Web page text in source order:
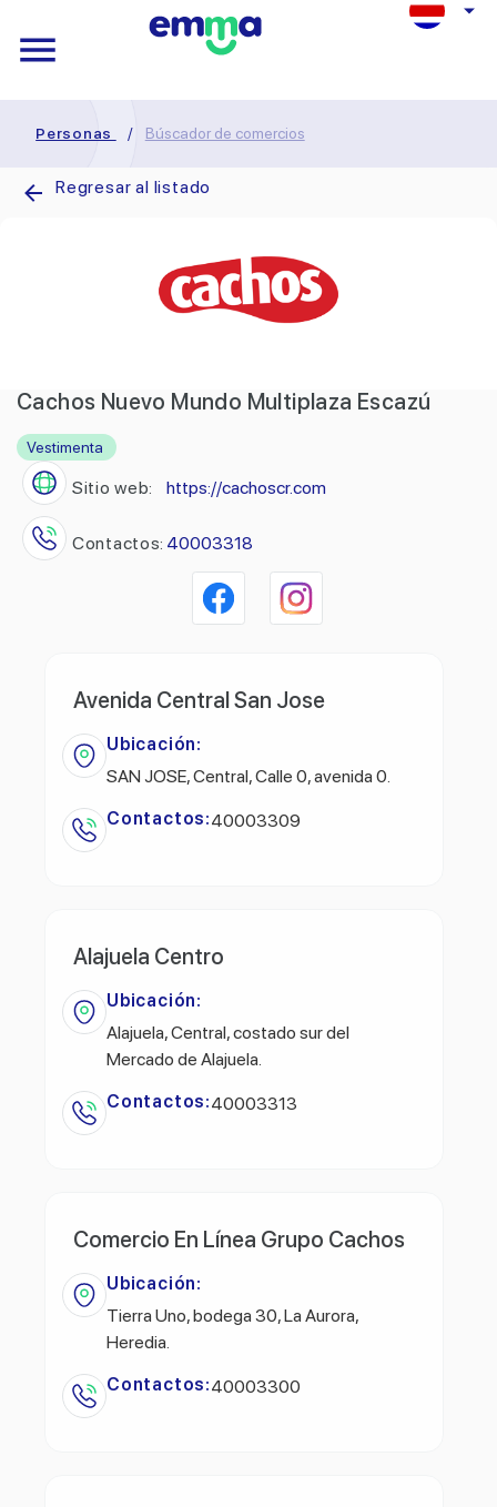
Personas / Búscador de comercios
Regresar al listado
Cachos Nuevo Mundo Multiplaza Escazú
Vestimenta
Sitio web: https://cachoscr.com
Contactos: 40003318
Avenida Central San Jose
Ubicación:
SAN JOSE, Central, Calle 0, avenida 0.
Contactos:40003309
Alajuela Centro
Ubicación:
Alajuela, Central, costado sur del
Mercado de Alajuela.
Contactos:40003313
Comercio En Línea Grupo Cachos
Ubicación:
Tierra Uno, bodega 30, La Aurora,
Heredia.
Contactos:40003300